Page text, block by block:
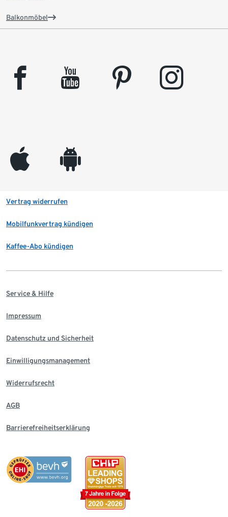
Balkonmöbel
facebook youtube pinterest instagram
appleinc android
Vertrag widerrufen
Mobilfunkvertrag kündigen
Kaffee-Abo kündigen
Service & Hilfe
Impressum
Datenschutz und Sicherheit
Einwilligungsmanagement
Widerrufsrecht
AGB
Barrierefreiheitserklärung